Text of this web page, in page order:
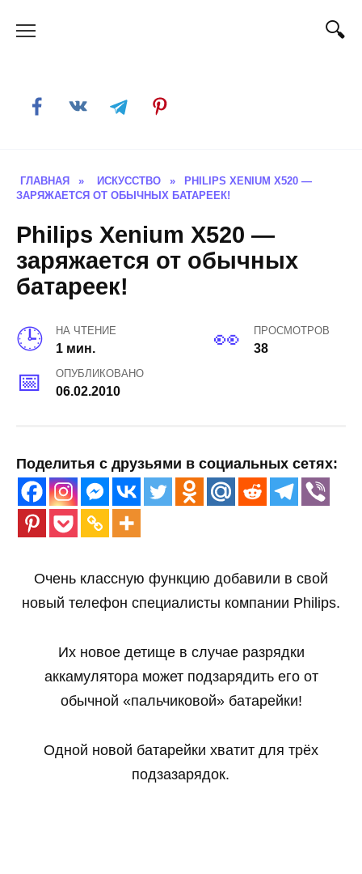
ГЛАВНАЯ » ИСКУССТВО »
PHILIPS XENIUM X520 —
ЗАРЯЖАЕТСЯ ОТ ОБЫЧНЫХ БАТАРЕЕК!
Philips Xenium X520 —
заряжается от обычных
батареек!
НА ЧТЕНИЕ
1 мин.
ПРОСМОТРОВ
38
ОПУБЛИКОВАНО
06.02.2010
Поделитья с друзьями в социальных сетях:
Очень классную функцию добавили в свой
новый телефон специалисты компании Philips.
Их новое детище в случае разрядки
аккамулятора может подзарядить его от
обычной «пальчиковой» батарейки!
Одной новой батарейки хватит для трёх
подзазарядок.